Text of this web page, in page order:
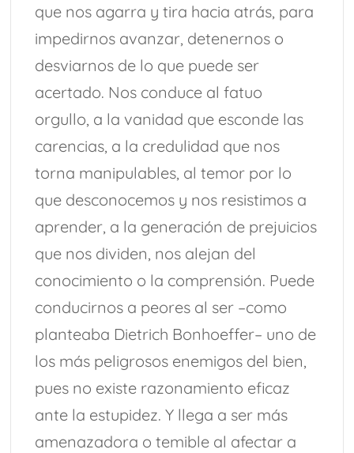
que nos agarra y tira hacia atrás, para
impedirnos avanzar, detenernos o
desviarnos de lo que puede ser
acertado. Nos conduce al fatuo
orgullo, a la vanidad que esconde las
carencias, a la credulidad que nos
torna manipulables, al temor por lo
que desconocemos y nos resistimos a
aprender, a la generación de prejuicios
que nos dividen, nos alejan del
conocimiento o la comprensión. Puede
conducirnos a peores al ser –como
planteaba Dietrich Bonhoeffer– uno de
los más peligrosos enemigos del bien,
pues no existe razonamiento eficaz
ante la estupidez. Y llega a ser más
amenazadora o temible al afectar a